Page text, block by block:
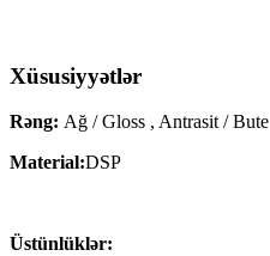
Xüsusiyyətlər
Rəng: Ağ / Gloss , Antrasit / Bute
Material:DSP
Üstünlüklər: